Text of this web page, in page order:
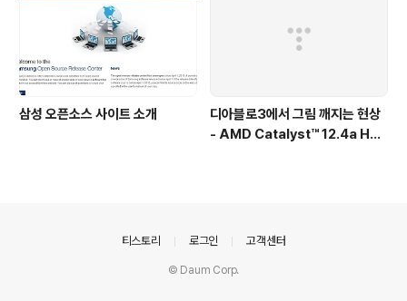
삼성 오픈소스 사이트 소개
디아블로3에서 그림 깨지는 현상
- AMD Catalyst™ 12.4a Hot
티스토리 로그인 고객센터
© Daum Corp.